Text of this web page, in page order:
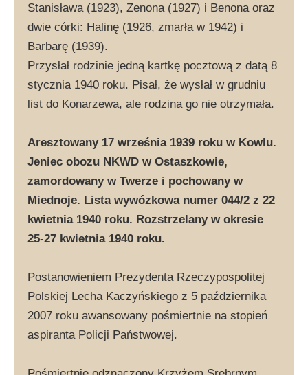
Stanisława (1923), Zenona (1927) i Benona oraz
dwie córki: Halinę (1926, zmarła w 1942) i
Barbarę (1939).
Przysłał rodzinie jedną kartkę pocztową z datą 8
stycznia 1940 roku. Pisał, że wysłał w grudniu
list do Konarzewa, ale rodzina go nie otrzymała.
Aresztowany 17 września 1939 roku w Kowlu.
Jeniec obozu NKWD w Ostaszkowie,
zamordowany w Twerze i pochowany w
Miednoje. Lista wywózkowa numer 044/2 z 22
kwietnia 1940 roku. Rozstrzelany w okresie
25-27 kwietnia 1940 roku.
Postanowieniem Prezydenta Rzeczypospolitej
Polskiej Lecha Kaczyńskiego z 5 października
2007 roku awansowany pośmiertnie na stopień
aspiranta Policji Państwowej.